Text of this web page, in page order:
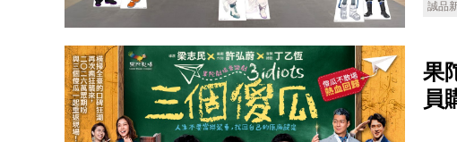
誠品
果
員